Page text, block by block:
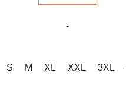
hviezdičiek.
-
S M XL XXL 3XL